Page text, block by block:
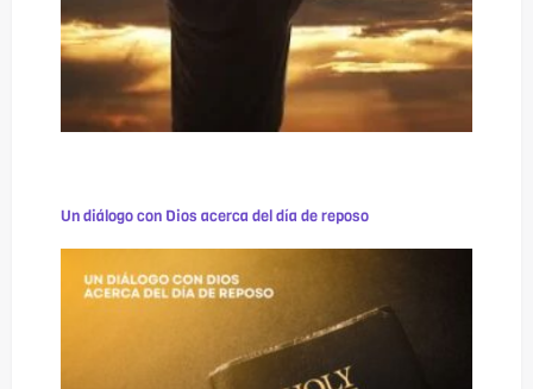
Un diálogo con Dios acerca del día de reposo